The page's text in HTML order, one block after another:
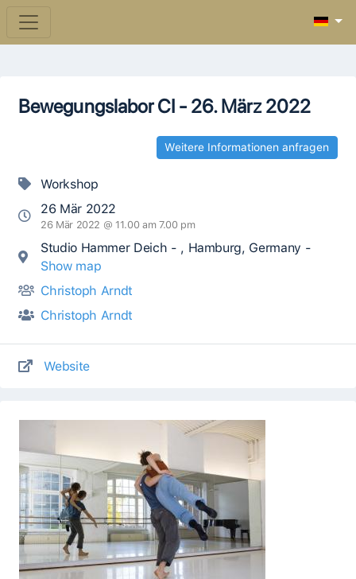
Bewegungslabor CI - 26. März 2022
Weitere Informationen anfragen
Workshop
26 Mär 2022
26 Mär 2022 @ 11.00 am 7.00 pm
Studio Hammer Deich - , Hamburg, Germany -
Show map
Christoph Arndt
Christoph Arndt
Website